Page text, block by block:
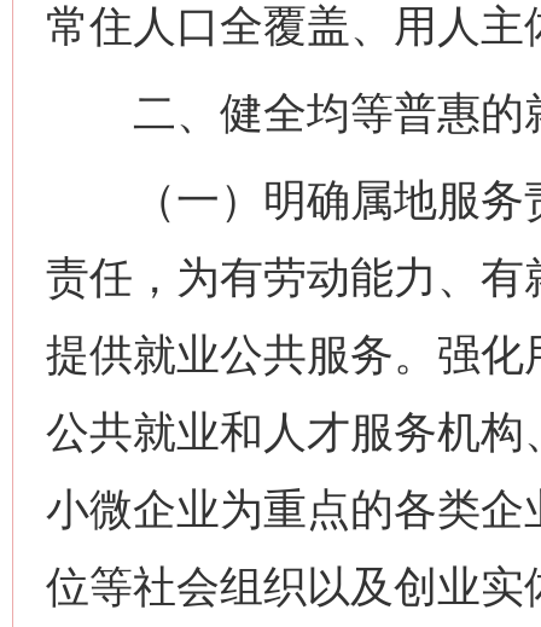
常住人口全覆盖、用人
二、健全均等普惠的
（一）明确属地服务
责任，为有劳动能力、
提供就业公共服务。强
公共就业和人才服务机
小微企业为重点的各类
位等社会组织以及创业